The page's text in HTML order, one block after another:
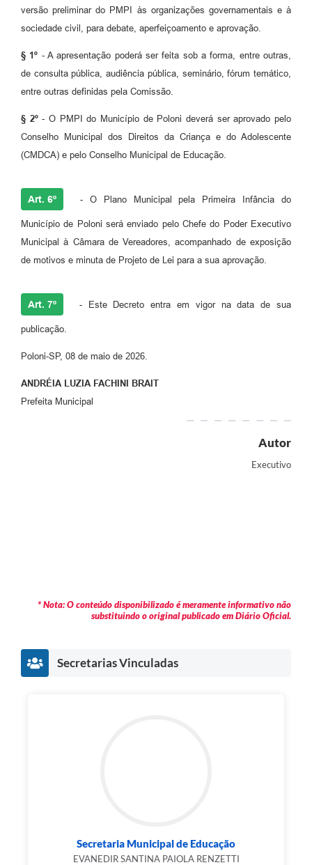
versão preliminar do PMPI às organizações governamentais e à
sociedade civil, para debate, aperfeiçoamento e aprovação.
§ 1º - A apresentação poderá ser feita sob a forma, entre outras,
de consulta pública, audiência pública, seminário, fórum temático,
entre outras definidas pela Comissão.
§ 2º- O PMPI do Município de Poloni deverá ser aprovado pelo
Conselho Municipal dos Direitos da Criança e do Adolescente
(CMDCA) e pelo Conselho Municipal de Educação.
Art. 6º - O Plano Municipal pela Primeira Infância do
Município de Poloni será enviado pelo Chefe do Poder Executivo
Municipal à Câmara de Vereadores, acompanhado de exposição
de motivos e minuta de Projeto de Lei para a sua aprovação.
Art. 7º - Este Decreto entra em vigor na data de sua
publicação.
Poloni-SP, 08 de maio de 2026.
ANDRÉIA LUZIA FACHINI BRAIT
Prefeita Municipal
Autor
Executivo
* Nota: O conteúdo disponibilizado é meramente informativo não
substituindo o original publicado em Diário Oficial.
Secretarias Vinculadas
Secretaria Municipal de Educação
EVANEDIR SANTINA PAIOLA RENZETTI